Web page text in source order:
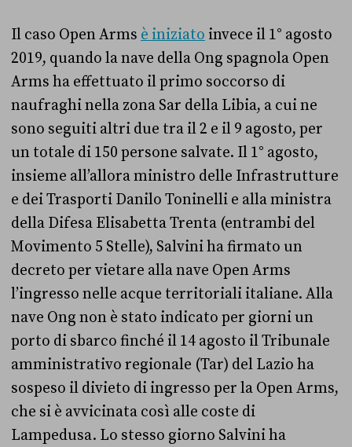
Il caso Open Arms è iniziato invece il 1° agosto
2019, quando la nave della Ong spagnola Open
Arms ha effettuato il primo soccorso di
naufraghi nella zona Sar della Libia, a cui ne
sono seguiti altri due tra il 2 e il 9 agosto, per
un totale di 150 persone salvate. Il 1° agosto,
insieme all’allora ministro delle Infrastrutture
e dei Trasporti Danilo Toninelli e alla ministra
della Difesa Elisabetta Trenta (entrambi del
Movimento 5 Stelle), Salvini ha firmato un
decreto per vietare alla nave Open Arms
l’ingresso nelle acque territoriali italiane. Alla
nave Ong non è stato indicato per giorni un
porto di sbarco finché il 14 agosto il Tribunale
amministrativo regionale (Tar) del Lazio ha
sospeso il divieto di ingresso per la Open Arms,
che si è avvicinata così alle coste di
Lampedusa. Lo stesso giorno Salvini ha